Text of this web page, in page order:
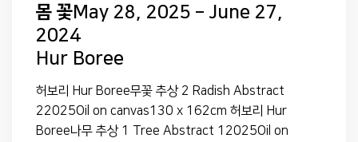
몸 꽃May 28, 2025 – June 27,
2024
Hur Boree
허보리 Hur Boree무꽃 추상 2 Radish Abstract
22025Oil on canvas130 x 162cm 허보리 Hur
Boree나무 추상 1 Tree Abstract 12025Oil on